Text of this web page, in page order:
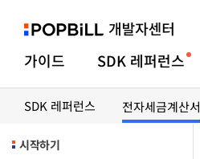
가이드 SDK 레퍼런스
SDK 레퍼런스 전자세금계산서
시작하기